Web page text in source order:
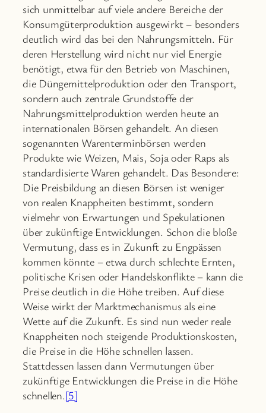
sich unmittelbar auf viele andere Bereiche der
Konsumgüterproduktion ausgewirkt – besonders
deutlich wird das bei den Nahrungsmitteln. Für
deren Herstellung wird nicht nur viel Energie
benötigt, etwa für den Betrieb von Maschinen,
die Düngemittelproduktion oder den Transport,
sondern auch zentrale Grundstoffe der
Nahrungsmittelproduktion werden heute an
internationalen Börsen gehandelt. An diesen
sogenannten Warenterminbörsen werden
Produkte wie Weizen, Mais, Soja oder Raps als
standardisierte Waren gehandelt. Das Besondere:
Die Preisbildung an diesen Börsen ist weniger
von realen Knappheiten bestimmt, sondern
vielmehr von Erwartungen und Spekulationen
über zukünftige Entwicklungen. Schon die bloße
Vermutung, dass es in Zukunft zu Engpässen
kommen könnte – etwa durch schlechte Ernten,
politische Krisen oder Handelskonflikte – kann die
Preise deutlich in die Höhe treiben. Auf diese
Weise wirkt der Marktmechanismus als eine
Wette auf die Zukunft. Es sind nun weder reale
Knappheiten noch steigende Produktionskosten,
die Preise in die Höhe schnellen lassen.
Stattdessen lassen dann Vermutungen über
zukünftige Entwicklungen die Preise in die Höhe
schnellen.[5]